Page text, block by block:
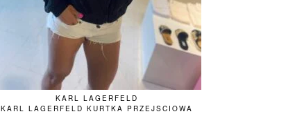
KARL LAGERFELD
KARL LAGERFELD KURTKA PRZEJSCIOWA